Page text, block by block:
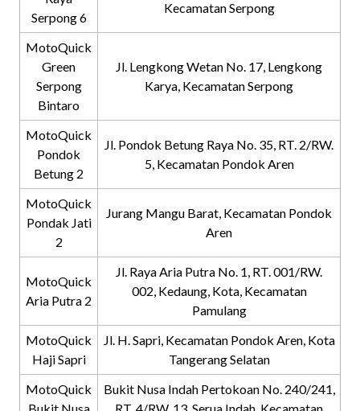
Serpong 6
Kecamatan Serpong
MotoQuick
Green
Serpong
Bintaro
Jl. Lengkong Wetan No. 17, Lengkong
Karya, Kecamatan Serpong
MotoQuick
Pondok
Betung 2
Jl. Pondok Betung Raya No. 35, RT. 2/RW.
5, Kecamatan Pondok Aren
MotoQuick
Pondak Jati
2
Jurang Mangu Barat, Kecamatan Pondok
Aren
MotoQuick
Aria Putra 2
Jl. Raya Aria Putra No. 1, RT. 001/RW.
002, Kedaung, Kota, Kecamatan
Pamulang
MotoQuick
Haji Sapri
Jl. H. Sapri, Kecamatan Pondok Aren, Kota
Tangerang Selatan
MotoQuick
Bukit Nusa Indah Pertokoan No. 240/241,